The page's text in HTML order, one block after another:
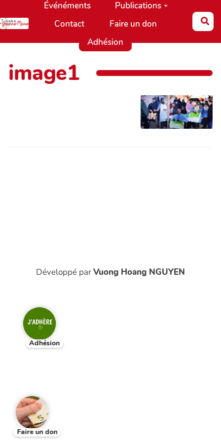
Aller au contenu principal
Événéments
Publications
Contact
Faire un don
Adhésion
image1
Développé parVuong Hoang NGUYEN
Adhésion
Faire un don